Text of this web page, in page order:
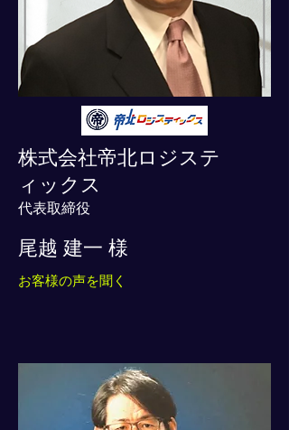
株式会社帝北ロジステ
ィックス
代表取締役
尾越 建一 様
お客様の声を聞く